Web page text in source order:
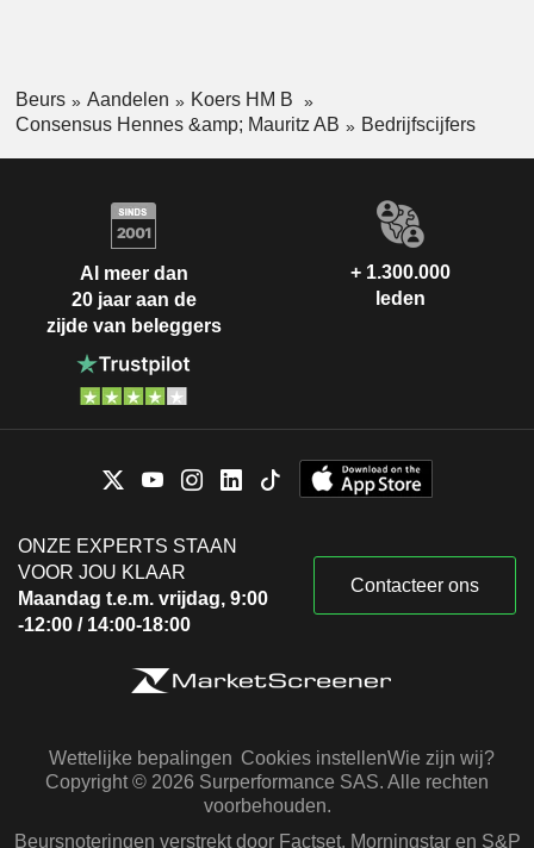
Beurs Aandelen
Koers HM B
Consensus Hennes &amp; Mauritz AB
Bedrijfscijfers
Al meer dan
20 jaar aan de
zijde van beleggers
+ 1.300.000
leden
ONZE EXPERTS STAAN
VOOR JOU KLAAR
Maandag t.e.m. vrijdag, 9:00
-12:00 / 14:00-18:00
Contacteer ons
Wettelijke bepalingen Cookies instellenWie zijn wij?
Copyright © 2026 Surperformance SAS. Alle rechten
voorbehouden.
Beursnoteringen verstrekt door Factset, Morningstar en S&P